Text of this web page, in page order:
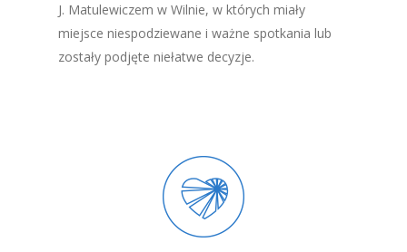
J. Matulewiczem w Wilnie, w których miały
miejsce niespodziewane i ważne spotkania lub
zostały podjęte niełatwe decyzje.